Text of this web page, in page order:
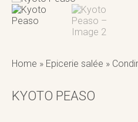
Home » Epicerie salée »
KYOTO PEASO